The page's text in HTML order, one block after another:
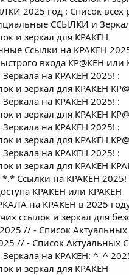
2025 год : Список всех
ССЫЛКИ и
и зеркал для КРАКЕH
Ссылки на КРАКЕH
входа КР@КEН или
на КРАКЕH 2025! :
и зеркал для КРАКЕH
на КРАКЕH 2025! :
и зеркал для КРАКЕH
на КРАКЕH 2025! :
и зеркал для КРАКЕH
на КРАКЕH 2025! :
и зеркал для КРАКЕH
Ссылки на КРАКЕH 2025!
КРАКЕH или КРАКЕH
на КРАКЕH в 2025
ссылок и зеркал для
// - Список Актуальных
// - Список Актуальных
на КРАКЕH: ^_^
и зеркал для КРАКЕH